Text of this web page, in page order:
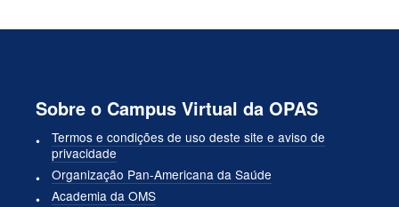
Sobre o Campus Virtual da OPAS
Termos e condições de uso deste site e aviso de
privacidade
Organização Pan-Americana da Saúde
Academia da OMS